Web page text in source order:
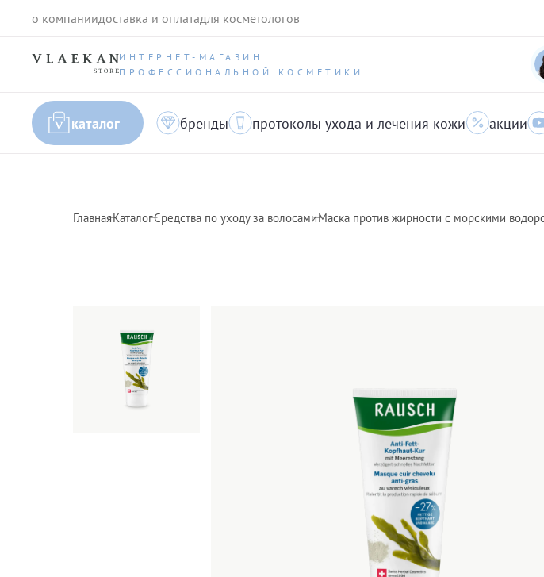
о компаниидоставка и оплатадля косметологов
ИНТЕРНЕТ-МАГАЗИН
ПРОФЕССИОНАЛЬНОЙ КОСМЕТИКИ
каталог бренды протоколы ухода и лечения кожи акции
ГлавнаяКаталогСредства по уходу за волосамиМаска против жирности с морскими